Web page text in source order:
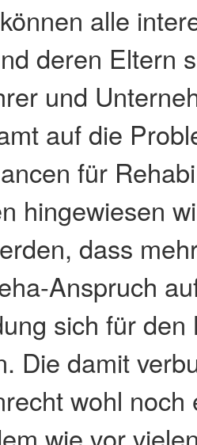
alle
deren Eltern
und
auf die
für
hingewiesen
dass
Anspruch
sich für den
Die damit
wohl noch
wie vor